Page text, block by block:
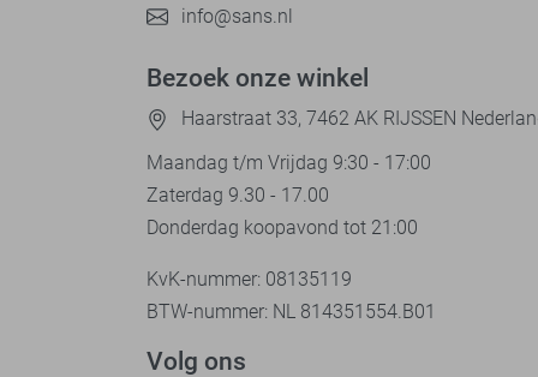
info@sans.nl
Bezoek onze winkel
Haarstraat 33, 7462 AK RIJSSEN
Maandag t/m Vrijdag 9:30 - 17:00
Zaterdag 9.30 - 17.00
Donderdag koopavond tot 21:00
KvK-nummer: 08135119
BTW-nummer: NL 814351554.B01
Volg ons